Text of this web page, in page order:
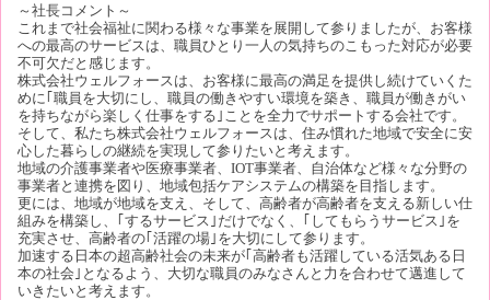
～社長コメント～
これまで社会福祉に関わる様々な事業を展開して参りましたが、お客様
への最高のサービスは、職員ひとり一人の気持ちのこもった対応が必要
不可欠だと感じます。
株式会社ウェルフォースは、お客様に最高の満足を提供し続けていくた
めに｢職員を大切にし、職員の働きやすい環境を築き、職員が働きがい
を持ちながら楽しく仕事をする｣ことを全力でサポートする会社です。
そして、私たち株式会社ウェルフォースは、住み慣れた地域で安全に安
心した暮らしの継続を実現して参りたいと考えます。
地域の介護事業者や医療事業者、IOT事業者、自治体など様々な分野の
事業者と連携を図り、地域包括ケアシステムの構築を目指します。
更には、地域が地域を支え、そして、高齢者が高齢者を支える新しい仕
組みを構築し、｢するサービス｣だけでなく、｢してもらうサービス｣を
充実させ、高齢者の｢活躍の場｣を大切にして参ります。
加速する日本の超高齢社会の未来が｢高齢者も活躍している活気ある日
本の社会｣となるよう、大切な職員のみなさんと力を合わせて邁進して
いきたいと考えます。